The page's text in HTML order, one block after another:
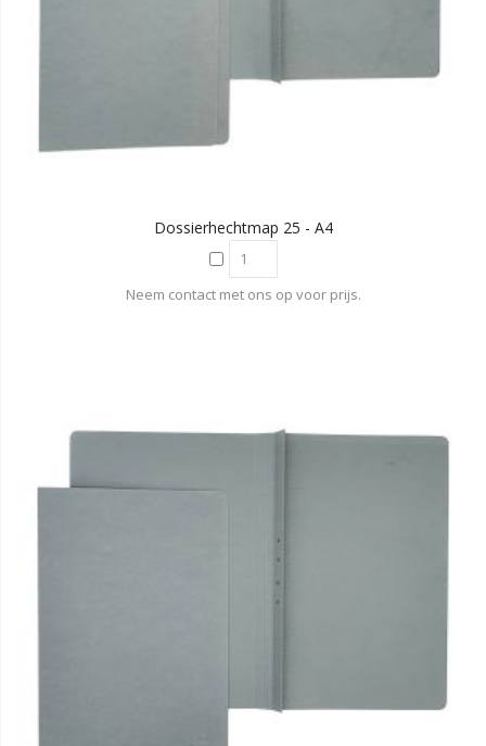
Dossierhechtmap 25 - A4
Neem contact met ons op voor prijs.